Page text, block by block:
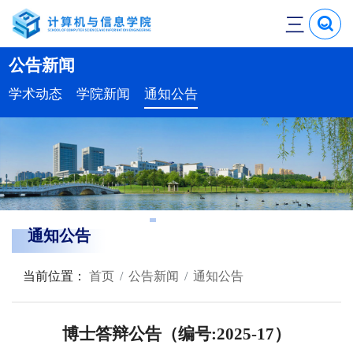
三
公告新闻
学术动态 学院新闻 通知公告
通知公告
当前位置： 首页 公告新闻 通知公告
博士答辩公告（编号:2025-17）